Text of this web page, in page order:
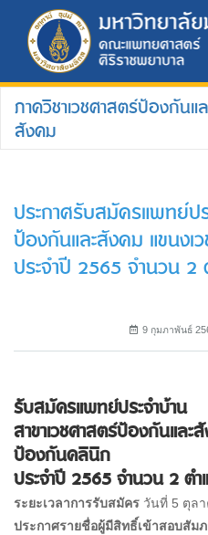
ภาควิชาเวชศาสตร์ป้องกันแ
สังคม
ประกาศรับสมัครแพทย์ป
ป้องกันและสังคม แขนง
ประจำปี 2565 จำนวน 2
9 กุมภาพันธ์
รับสมัครแพทย์ประจำบ้าน
สาขาเวชศาสตร์ป้องกันและ
ป้องกันคลินิก
ประจำปี 2565 จำนวน 2 ตำ
ระยะเวลาการรับสมัคร วันที่ 5 ตุล
ประกาศรายชื่อผู้มีสิทธิ์เข้าสอบสัม